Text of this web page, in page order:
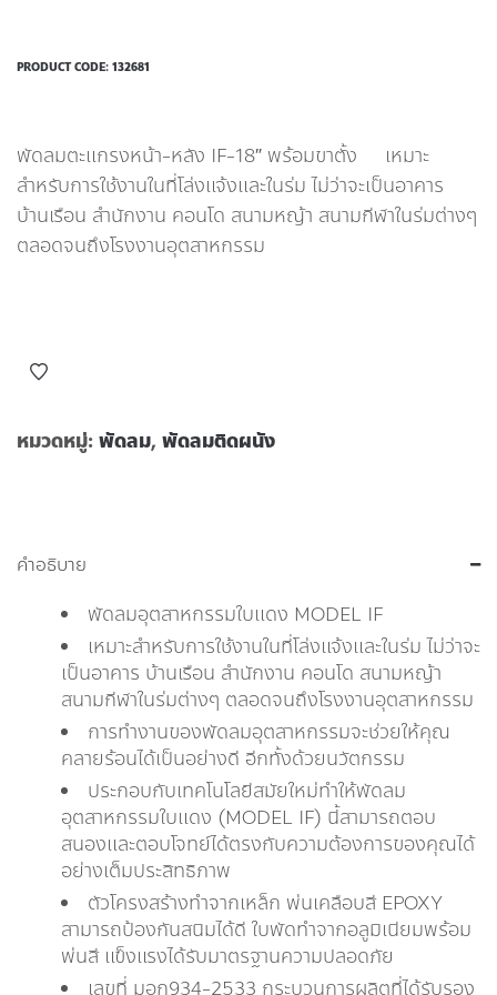
PRODUCT CODE: 132681
พัดลมตะแกรงหน้า-หลัง IF-18″ พร้อมขาตั้ง เหมาะ
สำหรับการใช้งานในที่โล่งแจ้งและในร่ม ไม่ว่าจะเป็นอาคาร
บ้านเรือน สำนักงาน คอนโด สนามหญ้า สนามกีฬาในร่มต่างๆ
ตลอดจนถึงโรงงานอุตสาหกรรม
หมวดหมู่: พัดลม, พัดลมติดผนัง
คำอธิบาย
พัดลมอุตสาหกรรมใบแดง MODEL IF
เหมาะสำหรับการใช้งานในที่โล่งแจ้งและในร่ม ไม่ว่าจะ
เป็นอาคาร บ้านเรือน สำนักงาน คอนโด สนามหญ้า
สนามกีฬาในร่มต่างๆ ตลอดจนถึงโรงงานอุตสาหกรรม
การทำงานของพัดลมอุตสาหกรรมจะช่วยให้คุณ
คลายร้อนได้เป็นอย่างดี อีกทั้งด้วยนวัตกรรม
ประกอบกับเทคโนโลยีสมัยใหม่ทำให้พัดลม
อุตสาหกรรมใบแดง (MODEL IF) นี้สามารถตอบ
สนองและตอบโจทย์ได้ตรงกับความต้องการของคุณได้
อย่างเต็มประสิทธิภาพ
ตัวโครงสร้างทำจากเหล็ก พ่นเคลือบสี EPOXY
สามารถป้องกันสนิมได้ดี ใบพัดทำจากอลูมิเนียมพร้อม
พ่นสี แข็งแรงได้รับมาตรฐานความปลอดภัย
เลขที่ มอก934-2533 กระบวนการผลิตที่ได้รับรอง